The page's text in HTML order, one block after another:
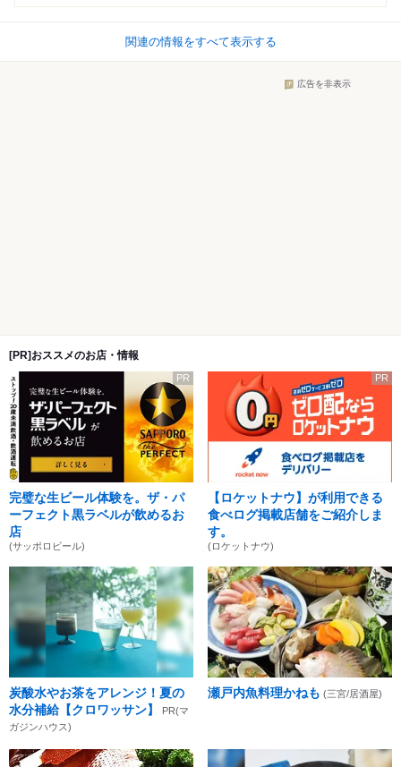
関連の情報をすべて表示する
広告を非表示
[PR]おススメのお店・情報
PR
完璧な生ビール体験を。ザ・パ
ーフェクト黒ラベルが飲めるお
店
(サッポロビール)
PR
【ロケットナウ】が利用できる
食べログ掲載店舗をご紹介しま
す。
(ロケットナウ)
炭酸水やお茶をアレンジ！夏の
水分補給【クロワッサン】
PR(マ
ガジンハウス)
瀬戸内魚料理かねも (三宮/居酒屋)